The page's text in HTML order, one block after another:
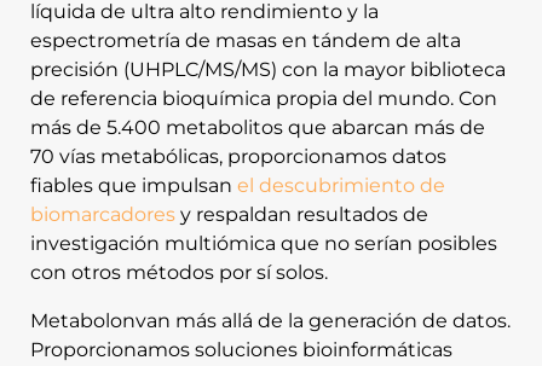
líquida de ultra alto rendimiento y la
espectrometría de masas en tándem de alta
precisión (UHPLC/MS/MS) con la mayor biblioteca
de referencia bioquímica propia del mundo. Con
más de 5.400 metabolitos que abarcan más de
70 vías metabólicas, proporcionamos datos
fiables que impulsan el descubrimiento de
biomarcadores y respaldan resultados de
investigación multiómica que no serían posibles
con otros métodos por sí solos.
Metabolonvan más allá de la generación de datos.
Proporcionamos soluciones bioinformáticas